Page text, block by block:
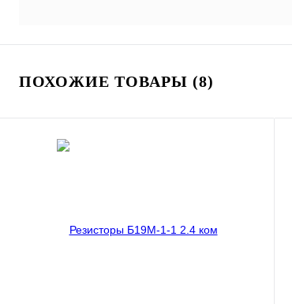
ПОХОЖИЕ ТОВАРЫ (8)